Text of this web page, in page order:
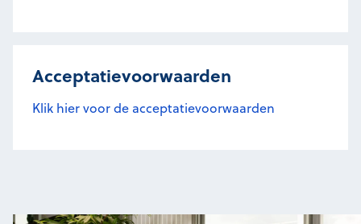
Acceptatievoorwaarden
Klik hier voor de acceptatievoorwaarden